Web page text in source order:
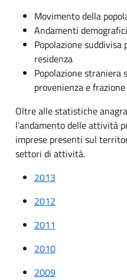
Movimento della
Andamenti demografici
Popolazione suddivisa
residenza
Popolazione straniera
provenienza e
Oltre alle statistiche
l’andamento delle attività
imprese presenti sul
settori di attività.
2013
2012
2011
2010
2009